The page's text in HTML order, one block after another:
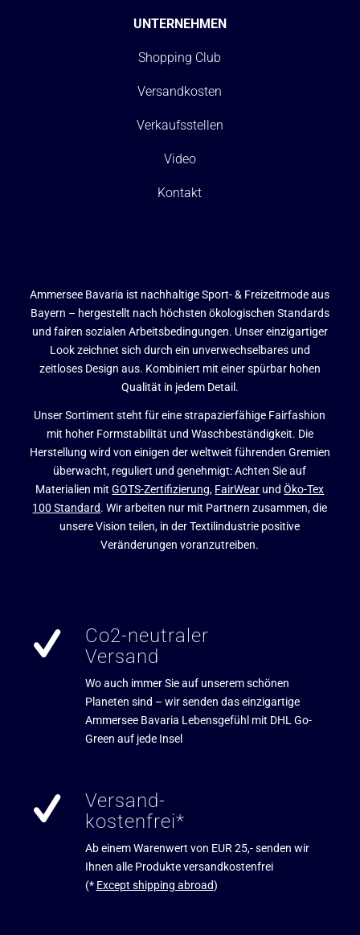
UNTERNEHMEN
Shopping Club
Versandkosten
Verkaufsstellen
Video
Kontakt
Ammersee Bavaria ist nachhaltige Sport- & Freizeitmode aus
Bayern – hergestellt nach höchsten ökologischen Standards
und fairen sozialen Arbeitsbedingungen. Unser einzigartiger
Look zeichnet sich durch ein unverwechselbares und
zeitloses Design aus. Kombiniert mit einer spürbar hohen
Qualität in jedem Detail.
Unser Sortiment steht für eine strapazierfähige Fairfashion
mit hoher Formstabilität und Waschbeständigkeit. Die
Herstellung wird von einigen der weltweit führenden Gremien
überwacht, reguliert und genehmigt: Achten Sie auf
Materialien mitGOTS-Zertifizierung, FairWear undÖko-Tex
100 Standard. Wir arbeiten nur mit Partnern zusammen, die
unsere Vision teilen, in der Textilindustrie positive
Veränderungen voranzutreiben.
Co2-neutraler
Versand
Wo auch immer Sie auf unserem schönen
Planeten sind – wir senden das einzigartige
Ammersee Bavaria Lebensgefühl mit DHL Go-
Green auf jede Insel
Versand-
kostenfrei*
Ab einem Warenwert von EUR 25,- senden wir
Ihnen alle Produkte versandkostenfrei
(* Except shipping abroad)